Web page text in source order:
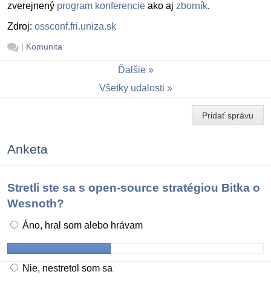
zverejnený program konferencie ako aj zborník.
Zdroj: ossconf.fri.uniza.sk
| Komunita
Ďalšie
Všetky udalosti
Pridať správu
Anketa
Stretli ste sa s open-source stratégiou Bitka o
Wesnoth?
Áno, hral som alebo hrávam
Nie, nestretol som sa